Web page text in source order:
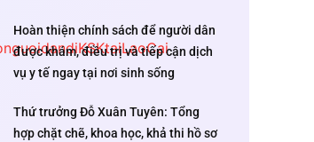
Hoàn thiện chính sách để người dân
được khám, điều trị và tiếp cận dịch
vụ y tế ngay tại nơi sinh sống
Thứ trưởng Đỗ Xuân Tuyên: Tổng
hợp chặt chẽ, khoa học, khả thi hồ sơ